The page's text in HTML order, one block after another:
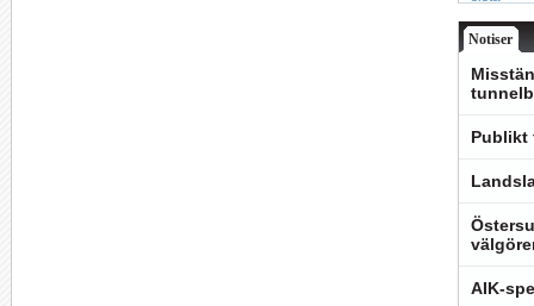
Notiser
Publikt
AIK-